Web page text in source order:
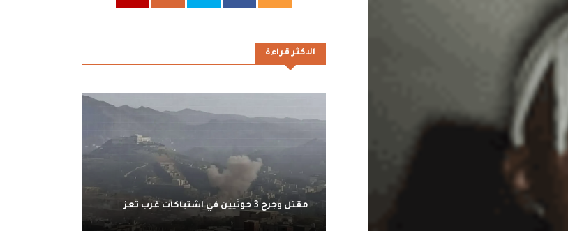
الاكثر قراءة
مقتل وجرح 3 حوثيين في اشتباكات غرب تعز